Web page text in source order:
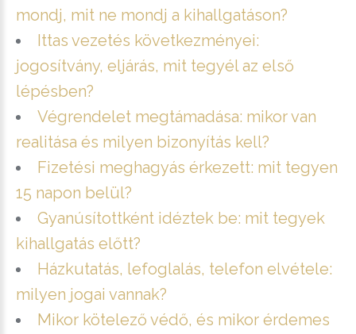
mondj, mit ne mondj a kihallgatáson?
Ittas vezetés következményei:
jogosítvány, eljárás, mit tegyél az első
lépésben?
Végrendelet megtámadása: mikor van
realitása és milyen bizonyítás kell?
Fizetési meghagyás érkezett: mit tegyen
15 napon belül?
Gyanúsítottként idéztek be: mit tegyek
kihallgatás előtt?
Házkutatás, lefoglalás, telefon elvétele:
milyen jogai vannak?
Mikor kötelező védő, és mikor érdemes